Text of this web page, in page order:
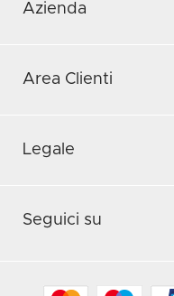
Azienda
Area Clienti
Legale
Seguici su